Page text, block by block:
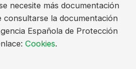
necesite más documentación
consultarse la documentación
Española de Protección
Cookies.